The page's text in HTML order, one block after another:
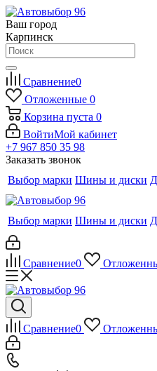
Ваш город
Карпинск
Сравнение0
Отложенные 0
Корзина пуста 0
ВойтиМой кабинет
+7 967 850 35 98
Заказать звонок
Выбор марки Шины и диски
Выбор марки Шины и диски
Сравнение0
Сравнение0